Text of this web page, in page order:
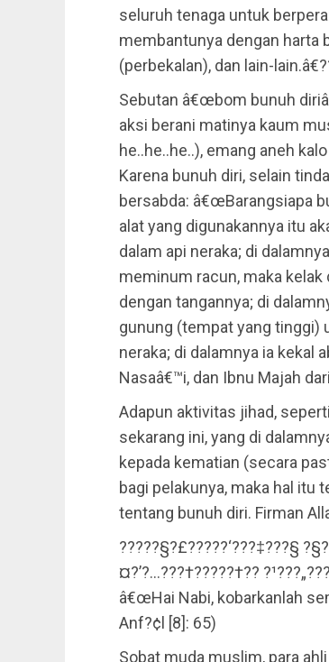
seluruh tenaga untuk
membantunya dengan harta
(perbekalan), dan lain-
Sebutan â€œbom bunuh
aksi berani matinya kaum
he..he..he..), emang aneh
Karena bunuh diri, selain
bersabda: â€œBarangsiapa
alat yang digunakannya itu
dalam api neraka; di
meminum racun, maka
dengan tangannya; di
gunung (tempat yang tinggi)
neraka; di dalamnya ia kekal
Nasaâ€™i, dan Ibnu Majah
Adapun aktivitas jihad,
sekarang ini, yang di
kepada kematian (secara
bagi pelakunya, maka hal itu
tentang bunuh diri. Firman
?????§?£?????‘???‡???§
¤?’?…???†?????†??
â€œHai Nabi, kobarkanlah
Anf?¢l [8]: 65)
Sobat muda muslim, para